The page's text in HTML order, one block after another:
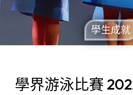
學生成就
學界游泳比賽